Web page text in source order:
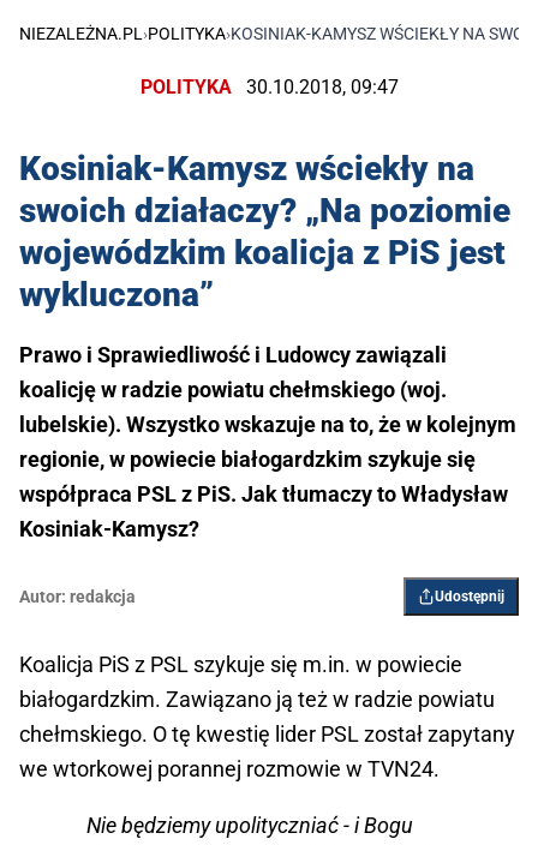
NIEZALEŻNA.PL›POLITYKA›KOSINIAK-KAMYSZ WŚCIEKŁY NA
POLITYKA 30.10.2018, 09:47
Kosiniak-Kamysz wściekły na
swoich działaczy? „Na poziomie
wojewódzkim koalicja z PiS jest
wykluczona”
Prawo i Sprawiedliwość i Ludowcy zawiązali
koalicję w radzie powiatu chełmskiego (woj.
lubelskie). Wszystko wskazuje na to, że w kolejnym
regionie, w powiecie białogardzkim szykuje się
współpraca PSL z PiS. Jak tłumaczy to Władysław
Kosiniak-Kamysz?
Autor: redakcja Udostępnij
Koalicja PiS z PSL szykuje się m.in. w powiecie
białogardzkim. Zawiązano ją też w radzie powiatu
chełmskiego. O tę kwestię lider PSL został zapytany
we wtorkowej porannej rozmowie w TVN24.
Nie będziemy upolityczniać - i Bogu